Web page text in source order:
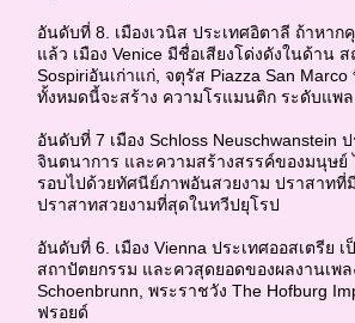
อันดับที่ 8. เมืองเวนิส ประเทศอิตาลี ถ้าหา
แล้ว เมือง Venice มีชื่อเสียงโด่งดังในด้าน
Sospiriอันเก่าแก่, จตุรัส Piazza San
ทั้งหมดนี้จะสร้าง ความโรแมนติก ระดับแ
อันดับที่ 7 เมือง Schloss
จินตนาการ และความสร้างสรรค์ของมนุษย์
รอบไปด้วยทัศนีย์ภาพอันสวยงาม ปราสาทที่
ปราสาทสวยงามที่สุดในทวีปยุโรป
อันดับที่ 6. เมือง Vienna ประเทศออสเตรี
สถาปัตยกรรม และควสุดยอดของผลงานเ
Schoenbrunn, พระราชวัง The Hofburg
ฟรอยด์